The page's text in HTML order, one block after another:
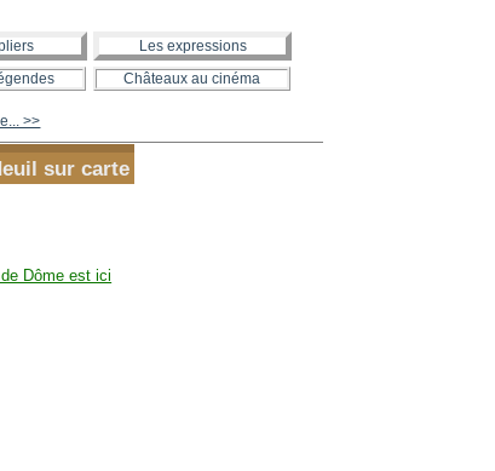
Les expressions
Châteaux au cinéma
>>
sur carte
Dôme est ici